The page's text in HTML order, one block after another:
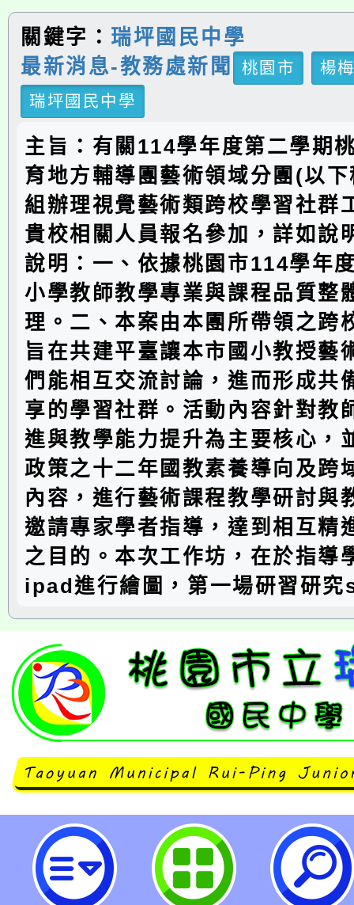
關鍵字： 瑞坪國民中學
最新消息-教務處新聞
桃園市
楊
瑞坪國民中學
主旨：有關114學年度第二學期
育地方輔導團藝術領域分團(以
組辦理視覺藝術類跨校學習社群
貴校相關人員報名參加，詳如說
說明：一、依據桃園市114學年
小學教師教學專業與課程品質整
理。二、本案由本團所帶領之跨
旨在共建平臺讓本市國小教授藝
們能相互交流討論，進而形成共
享的學習社群。活動內容針對教
進與教學能力提升為主要核心，
政策之十二年國教素養導向及跨
內容，進行藝術課程教學研討與
邀請專家學者指導，達到相互精
之目的。本次工作坊，在於指導
ipad進行繪圖，第一場研習研
114學年度桃園輔導團藝術分團-跨
位融入漫畫》初階班_視覺藝術組-
民中學